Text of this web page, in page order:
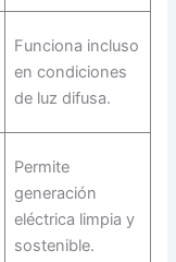
Funciona incluso
en condiciones
de luz difusa.
Permite
generación
eléctrica limpia y
sostenible.